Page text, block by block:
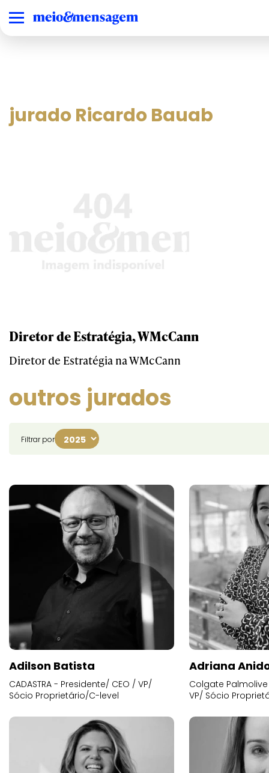
jurado Ricardo Bauab
Diretor de Estratégia, WMcCann
Diretor de Estratégia na WMcCann
outros jurados
Filtrar por
Adilson Batista
CADASTRA - Presidente/ CEO / VP/
Sócio Proprietário/C-level
Adriana
Colgate
VP/ Sócio